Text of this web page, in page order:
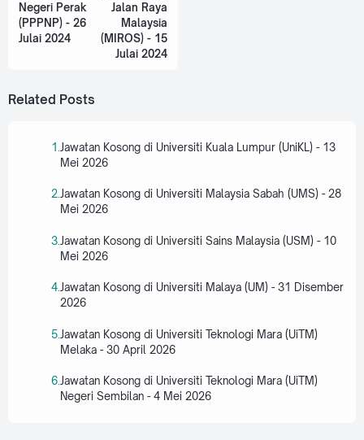
Negeri Perak
(PPPNP) - 26
Julai 2024
Jalan Raya
Malaysia
(MIROS) - 15
Julai 2024
Related Posts
Jawatan Kosong di Universiti Kuala Lumpur (UniKL) - 13
Mei 2026
Jawatan Kosong di Universiti Malaysia Sabah (UMS) - 28
Mei 2026
Jawatan Kosong di Universiti Sains Malaysia (USM) - 10
Mei 2026
Jawatan Kosong di Universiti Malaya (UM) - 31 Disember
2026
Jawatan Kosong di Universiti Teknologi Mara (UiTM)
Melaka - 30 April 2026
Jawatan Kosong di Universiti Teknologi Mara (UiTM)
Negeri Sembilan - 4 Mei 2026